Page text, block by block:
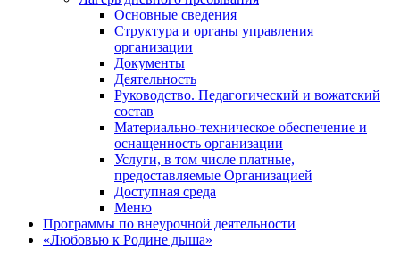
Основные сведения
Структура и органы управления
организации
Документы
Деятельность
Руководство. Педагогический и вожатский
состав
Материально-техническое обеспечение и
оснащенность организации
Услуги, в том числе платные,
предоставляемые Организацией
Доступная среда
Меню
Программы по внеурочной деятельности
«Любовью к Родине дыша»